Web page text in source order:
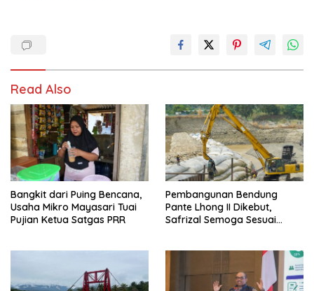
Read Also
Bangkit dari Puing Bencana,
Usaha Mikro Mayasari Tuai
Pujian Ketua Satgas PRR
Pembangunan Bendung
Pante Lhong II Dikebut,
Safrizal Semoga Sesuai